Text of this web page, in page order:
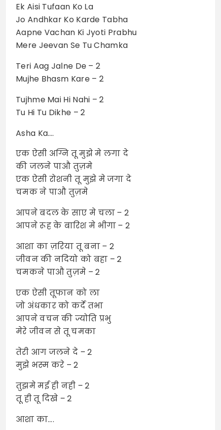
Ek Aisi Tufaan Ko La
Jo Andhkar Ko Karde Tabha
Aapne Vachan Ki Jyoti Prabhu
Mere Jeevan Se Tu Chamka
Teri Aag Jalne De – 2
Mujhe Bhasm Kare – 2
Tujhme Mai Hi Nahi – 2
Tu Hi Tu Dikhe – 2
Asha Ka….
एक ऐसी अग्नि तू मुझे मे लगा दे
की जलने पाऔ तुज़मे
एक ऐसी रोशनी तू मुझे मे जगा दे
चमक ने पाऔ तुज़मे
आपने बदल के साए मे चला – 2
आपने रूह के बारिश मे भीगा – 2
आशा का ज़रिया तू बना – 2
जीवन की नदियो को बहा – 2
चमकने पाऔ तुज़मे – 2
एक ऐसी तूफान को ला
जो अंधकार को कर्दे तभा
आपने वचन की ज्योति प्रभु
मेरे जीवन से तू चमका
तेरी आग जलने दे – 2
मुझे भस्म करे – 2
तुझमे मई ही नही – 2
तू ही तू दिखे – 2
आशा का….